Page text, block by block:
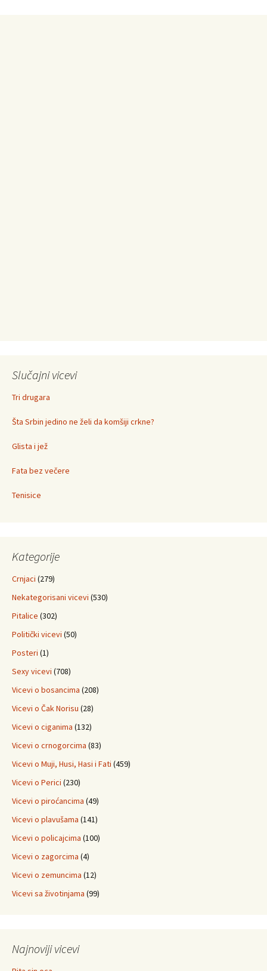
Slučajni vicevi
Tri drugara
Šta Srbin jedino ne želi da komšiji crkne?
Glista i jež
Fata bez večere
Tenisice
Kategorije
Crnjaci (279)
Nekategorisani vicevi (530)
Pitalice (302)
Politički vicevi (50)
Posteri (1)
Sexy vicevi (708)
Vicevi o bosancima (208)
Vicevi o Čak Norisu (28)
Vicevi o ciganima (132)
Vicevi o crnogorcima (83)
Vicevi o Muji, Husi, Hasi i Fati (459)
Vicevi o Perici (230)
Vicevi o piroćancima (49)
Vicevi o plavušama (141)
Vicevi o policajcima (100)
Vicevi o zagorcima (4)
Vicevi o zemuncima (12)
Vicevi sa životinjama (99)
Najnoviji vicevi